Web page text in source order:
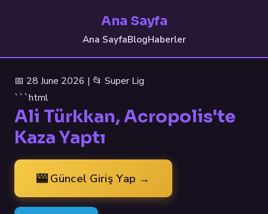
Ana Sayfa
Ana SayfaBlogHaberler
📅 28 June 2026 | 📂 Super Lig
```html
Ali Türkkan, Acropolis'te
Kaza Yaptı
🎰 Güncel Giriş Yap →